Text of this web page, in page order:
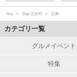
favy Sign 五反田 記事
カテゴリ一覧
グルメイベント
特集